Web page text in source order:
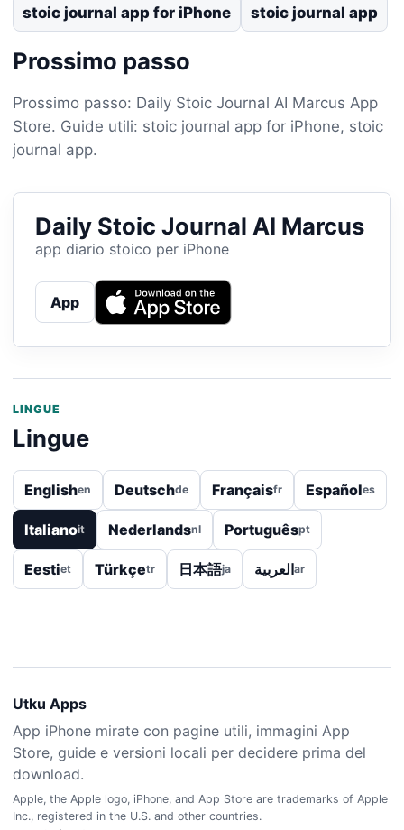
stoic journal app for iPhone stoic journal app
Prossimo passo
Prossimo passo: Daily Stoic Journal AI Marcus App
Store. Guide utili: stoic journal app for iPhone, stoic
journal app.
Daily Stoic Journal AI Marcus
app diario stoico per iPhone
App
LINGUE
Lingue
Englishen Deutschde Françaisfr Españoles
Italianoit Nederlandsnl Portuguêspt
Eestiet Türkçetr 日本語ja العربيةar
Utku Apps
App iPhone mirate con pagine utili, immagini App
Store, guide e versioni locali per decidere prima del
download.
Apple, the Apple logo, iPhone, and App Store are trademarks of Apple
Inc., registered in the U.S. and other countries.